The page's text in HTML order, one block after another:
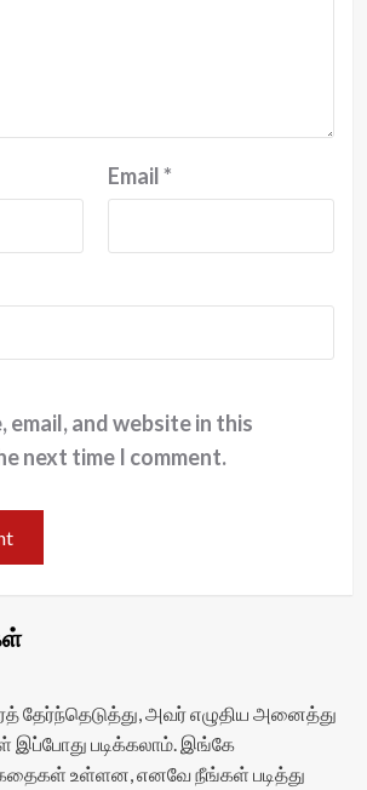
Email*
email, and website in this
next time I comment.
தேர்ந்தெடுத்து, அவர் எழுதிய அனைத்து
படிக்கலாம். இங்கே
உள்ளன, எனவே நீங்கள் படித்து